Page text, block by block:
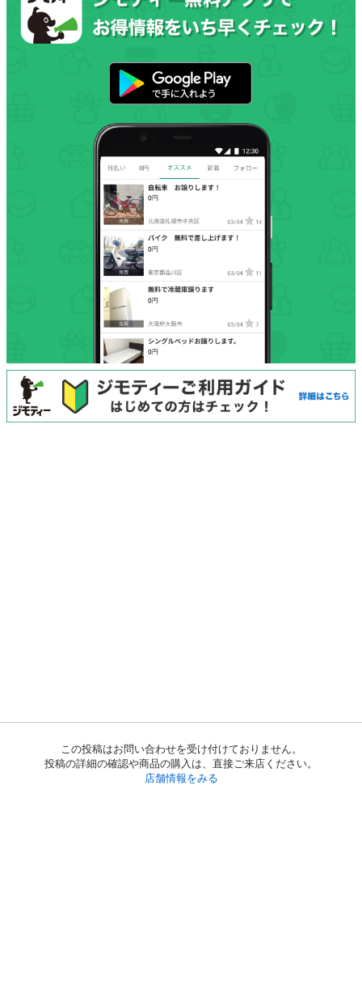
この投稿はお問い合わせを受け付けておりません。
投稿の詳細の確認や商品の購入は、直接ご来店ください。
店舗情報をみる